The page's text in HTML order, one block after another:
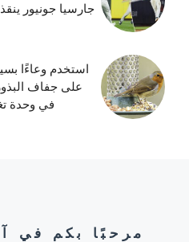
جارسيا جونيور
استخدم وعاءًا
على جفاف
في وحدة
مرحبًا بكم في